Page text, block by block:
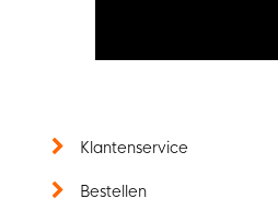
Klantenservice
Bestellen